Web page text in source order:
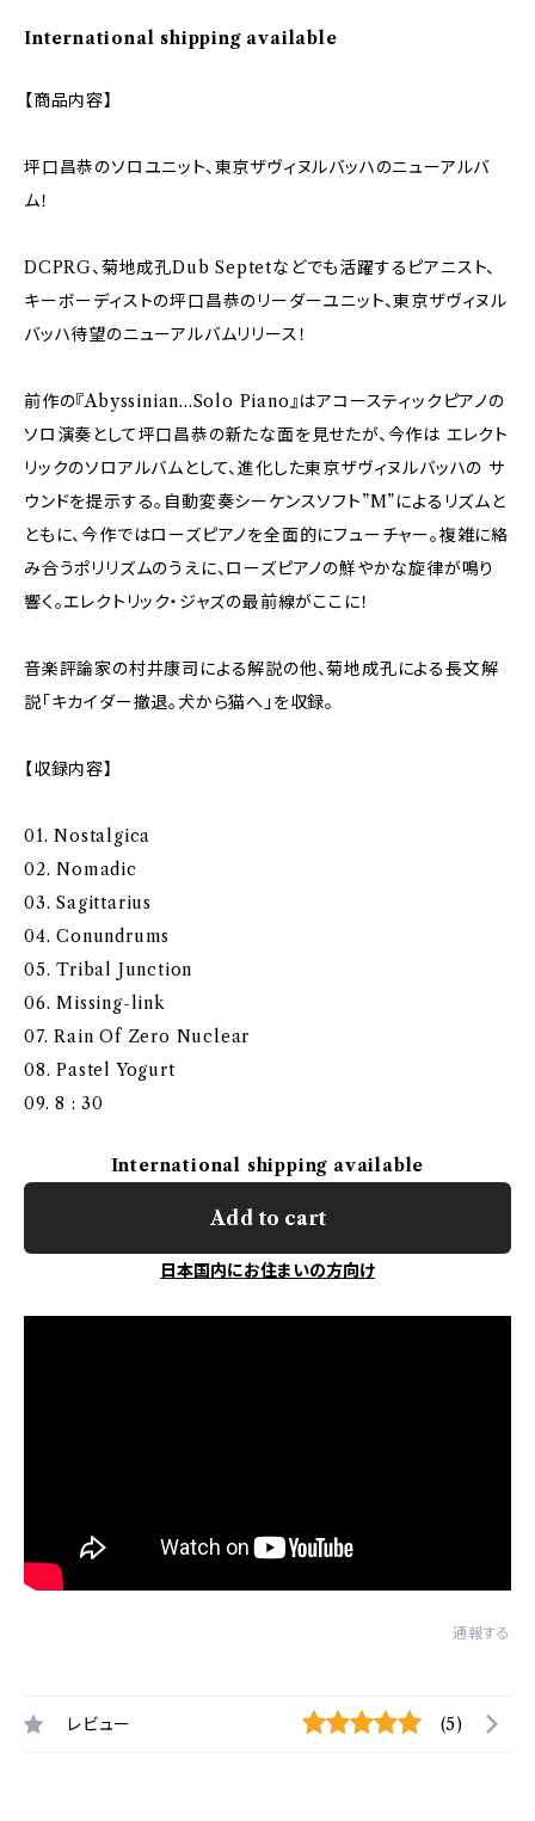
International shipping available
【商品内容】
坪口昌恭のソロユニット、東京ザヴィヌルバッハのニューアルバ
ム！
DCPRG、菊地成孔Dub Septetなどでも活躍するピアニスト、
キーボーディストの坪口昌恭のリーダーユニット、東京ザヴィヌル
バッハ待望のニューアルバムリリース！
前作の『Abyssinian...Solo Piano』はアコースティックピアノの
ソロ演奏として坪口昌恭の新たな面を見せたが、今作は エレクト
リックのソロアルバムとして、進化した東京ザヴィヌルバッハの サ
ウンドを提示する。自動変奏シーケンスソフト”M”によるリズムと
ともに、今作ではローズピアノを全面的にフューチャー。複雑に絡
み合うポリリズムのうえに、ローズピアノの鮮やかな旋律が鳴り
響く。エレクトリック・ジャズの最前線がここに！
音楽評論家の村井康司による解説の他、菊地成孔による長文解
説「キカイダー撤退。犬から猫へ」を収録。
【収録内容】
01. Nostalgica
02. Nomadic
03. Sagittarius
04. Conundrums
05. Tribal Junction
06. Missing-link
07. Rain Of Zero Nuclear
08. Pastel Yogurt
09. 8 : 30
International shipping available
Add to cart
日本国内にお住まいの方向け
通報する
レビュー (5)